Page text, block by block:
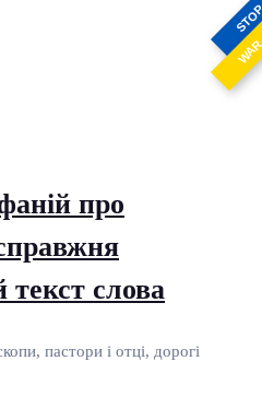
про
текст слова
пастори і отці, дорогі